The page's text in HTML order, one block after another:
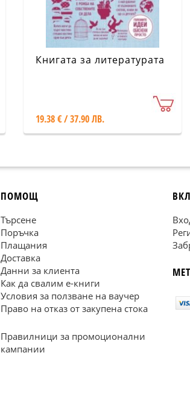
Книгата за литературата
19.38 € / 37.90 ЛВ.
ПОМОЩ
Търсене
Поръчка
Плащания
Доставка
Данни за клиента
Как да свалим е-книги
Условия за ползване на ваучер
Право на отказ от закупена стока
Правилници за промоционални
кампании